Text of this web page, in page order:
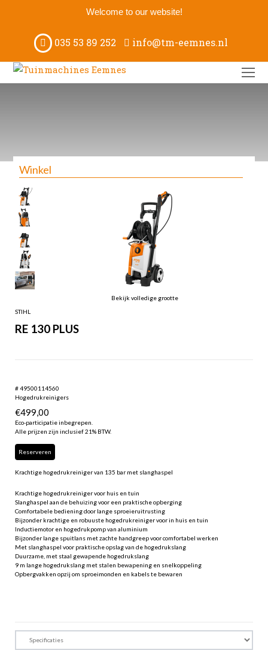
Welcome to our website!
035 53 89 252 info@tm-eemnes.nl
Winkel
Bekijk volledige grootte
STIHL
RE 130 PLUS
# 49500114560
Hogedrukreinigers
€499,00
Eco-participatie inbegrepen.
Alle prijzen zijn inclusief 21% BTW.
Reserveren
Krachtige hogedrukreiniger van 135 bar met slanghaspel
Krachtige hogedrukreiniger voor huis en tuin
Slanghaspel aan de behuizing voor een praktische opberging
Comfortabele bediening door lange sproeieruitrusting
Bijzonder krachtige en robuuste hogedrukreiniger voor in huis en tuin
Inductiemotor en hogedrukpomp van aluminium
Bijzonder lange spuitlans met zachte handgreep voor comfortabel werken
Met slanghaspel voor praktische opslag van de hogedrukslang
Duurzame, met staal gewapende hogedrukslang
9 m lange hogedrukslang met stalen bewapening en snelkoppeling
Opbergvakken opzij om sproeimonden en kabels te bewaren